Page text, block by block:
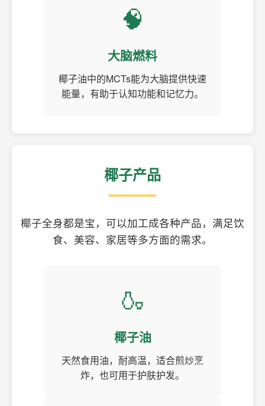
🧠
大脑燃料
椰子油中的MCTs能为大脑提供快速
能量，有助于认知功能和记忆力。
椰子产品
椰子全身都是宝，可以加工成各种产品，满足饮
食、美容、家居等多方面的需求。
🍶
椰子油
天然食用油，耐高温，适合煎炒烹
炸，也可用于护肤护发。